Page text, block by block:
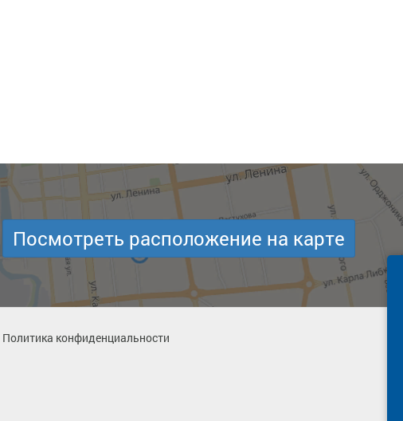
Посмотреть расположение на карте
Политика конфиденциальности